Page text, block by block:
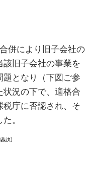
併により旧子会社の
旧子会社の事業を
となり（下図ご参
況の下で、適格合
庁に否認され、そ
。